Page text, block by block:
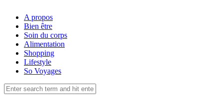
A propos
Bien être
Soin du corps
Alimentation
Shopping
Lifestyle
So Voyages